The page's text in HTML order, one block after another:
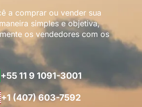
a comprar ou vender sua
simples e objetiva,
os vendedores com os
+55 11 9 1091-3001
+1 (407) 603-7592